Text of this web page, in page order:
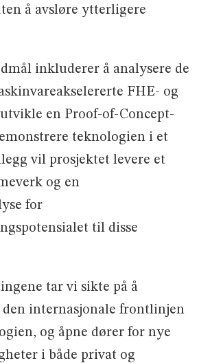
å avsløre ytterligere
inkluderer å analysere de
FHE- og
en Proof-of-Concept-
teknologien i et
vil prosjektet levere et
og en
for
til disse
tar vi sikte på å
den internasjonale frontlinjen
og åpne dører for nye
i både privat og